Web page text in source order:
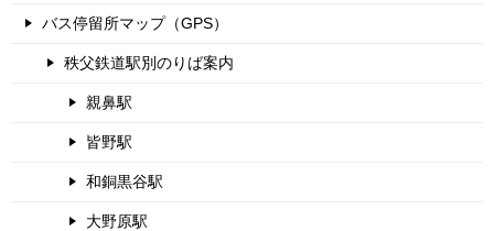
バス停留所マップ（GPS）
秩父鉄道駅別のりば案内
親鼻駅
皆野駅
和銅黒谷駅
大野原駅